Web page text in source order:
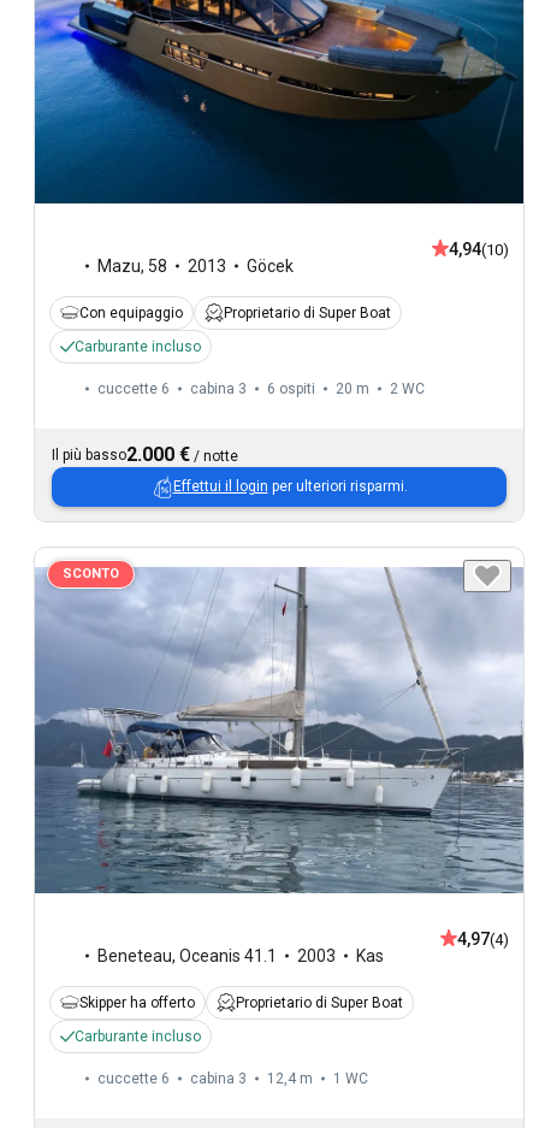
Mazu, 58 2013 Göcek
4,94(10)
Con equipaggio
Proprietario di Super Boat
Carburante incluso
cuccette 6 cabina 3 6 ospiti 20 m 2 WC
Il più basso2.000 € / notte
Effettui il login per ulteriori risparmi.
SCONTO
Beneteau, Oceanis 41.1 2003 Kas
4,97(4)
Skipper ha offerto
Proprietario di Super Boat
Carburante incluso
cuccette 6 cabina 3 12,4 m 1 WC